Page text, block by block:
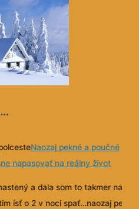
Naozaj pekné a poučné
napasovať na reálny život
a dala som to takmer na
ísť o 2 v noci spať…naozaj pekné